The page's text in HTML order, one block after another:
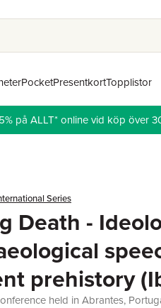
PocketPresentkortTopplistor
på ALLT* online vid köp över
Series
Death -
prehistory
held in Abrantes,